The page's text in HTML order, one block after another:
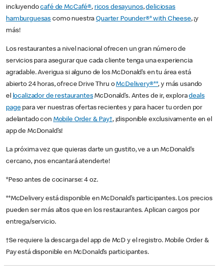
incluyendocafé de McCafé®, ricos desayunos,deliciosas
hamburguesas como nuestraQuarter Pounder®* with Cheese, ¡y
más!
Los restaurantes a nivel nacional ofrecen un gran número de
servicios para asegurar que cada cliente tenga una experiencia
agradable. Averigua si alguno de los McDonald’s en tu área está
abierto 24 horas, ofrece Drive Thru oMcDelivery®**, y más usando
el localizador de restaurantesMcDonald’s. Antes de ir, exploradeals
pagepara ver nuestras ofertas recientes y para hacer tu orden por
adelantado con Mobile Order & Pay†, ¡disponible exclusivamente en el
app de McDonald’s!
La próxima vez que quieras darte un gustito, ve a un McDonald’s
cercano, ¡nos encantará atenderte!
*Peso antes de cocinarse: 4 oz.
**McDelivery está disponible en McDonald’s participantes. Los precios
pueden ser más altos que en los restaurantes. Aplican cargos por
entrega/servicio.
†Se requiere la descarga del app de McD y el registro. Mobile Order &
Pay está disponible en McDonald’s participantes.